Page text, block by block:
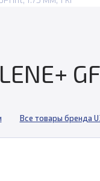
Все товары бренда